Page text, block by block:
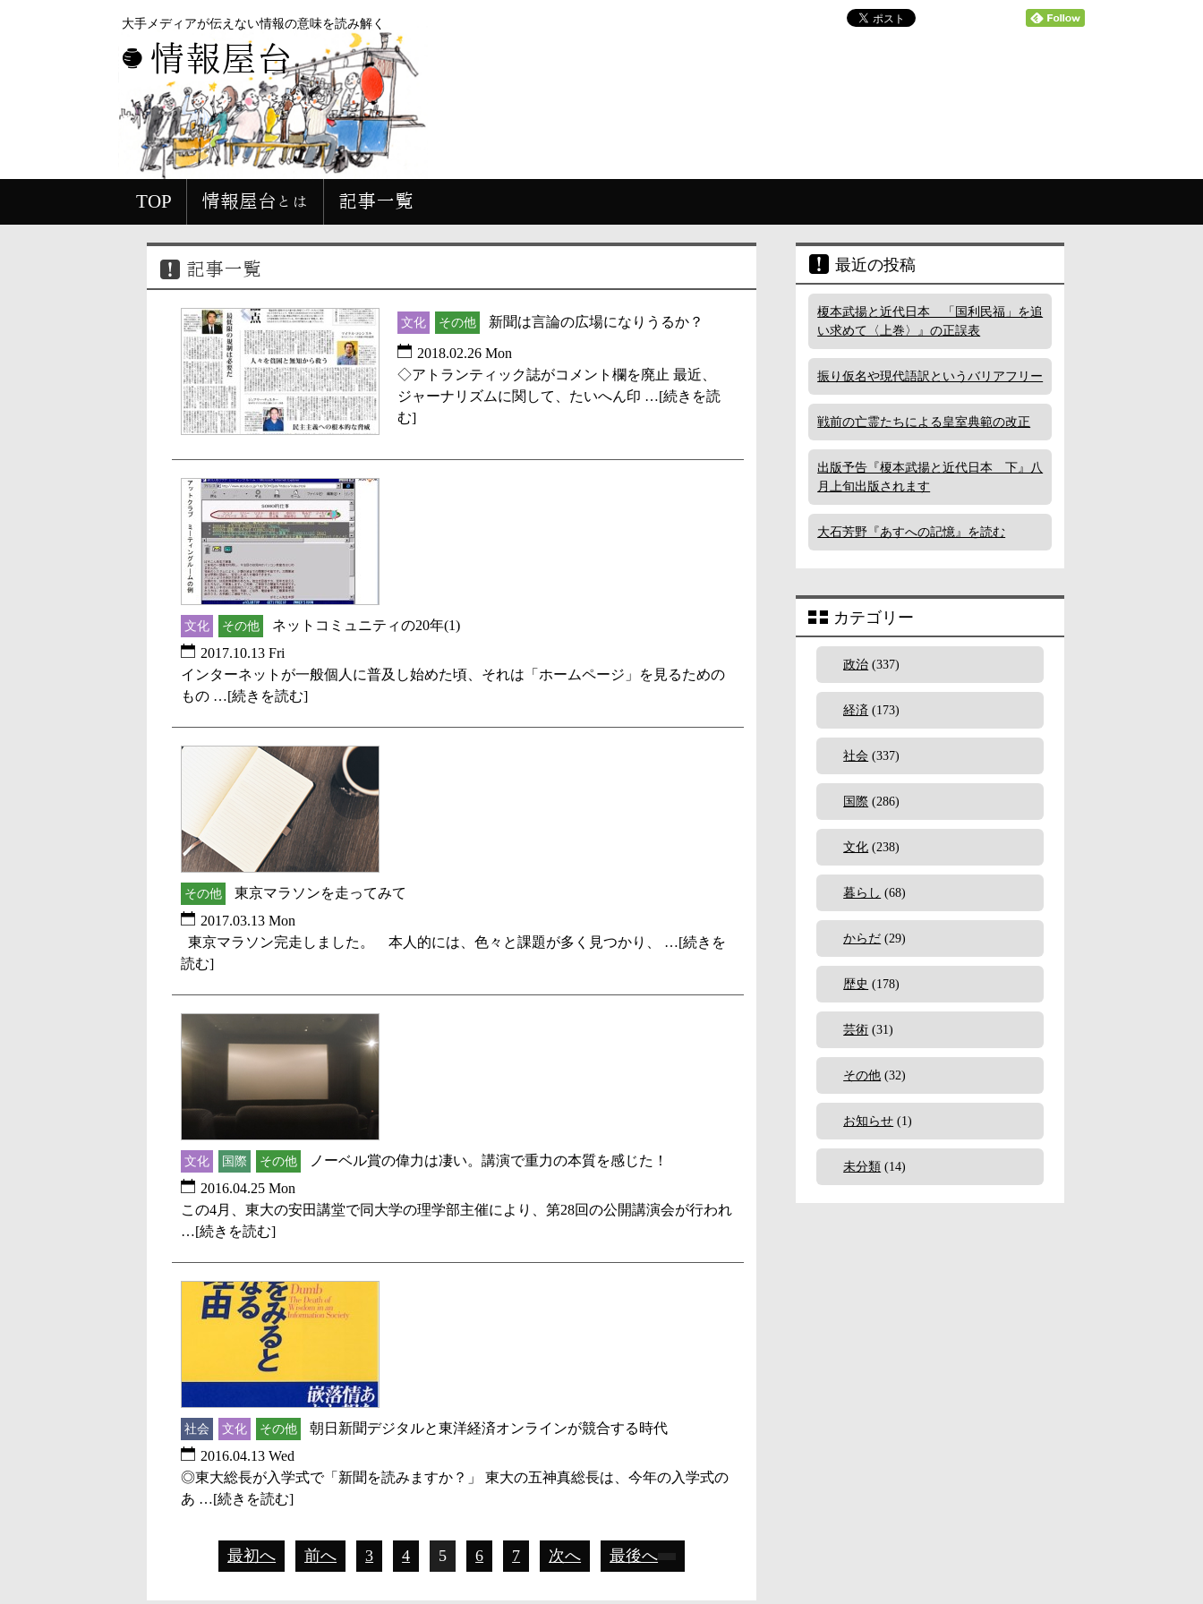
大手メディアが伝えない情報の意味を読み解く
情報屋台
TOP 情報屋台とは 記事一覧
記事一覧
文化 その他 新聞は言論の広場になりうるか？
2018.02.26 Mon
◇アトランティック誌がコメント欄を廃止 最近、
ジャーナリズムに関して、たいへん印 …[続きを読
む]
文化 その他
ネットコミュニティの20年(1)
2017.10.13 Fri
インターネットが一般個人に普及し始めた頃、それは「ホームページ」を見るための
もの …[続きを読む]
その他
東京マラソンを走ってみて
2017.03.13 Mon
東京マラソン完走しました。 本人的には、色々と課題が多く見つかり、 …[続きを
読む]
文化 国際 その他
ノーベル賞の偉力は凄い。講演で重力の本質を感じた！
2016.04.25 Mon
この4月、東大の安田講堂で同大学の理学部主催により、第28回の公開講演会が行われ
…[続きを読む]
社会 文化 その他
朝日新聞デジタルと東洋経済オンラインが競合する時代
2016.04.13 Wed
◎東大総長が入学式で「新聞を読みますか？」 東大の五神真総長は、今年の入学式の
あ …[続きを読む]
最初へ 前へ 3 4 5 6 7 次へ 最後へ
最近の投稿
榎本武揚と近代日本 「国利民福」を追
い求めて〈上巻〉』の正誤表
振り仮名や現代語訳というバリアフリー
戦前の亡霊たちによる皇室典範の改正
出版予告『榎本武揚と近代日本 下』八
月上旬出版されます
大石芳野『あすへの記憶』を読む
カテゴリー
政治 (337)
経済 (173)
社会 (337)
国際 (286)
文化 (238)
暮らし (68)
からだ (29)
歴史 (178)
芸術 (31)
その他 (32)
お知らせ (1)
未分類 (14)